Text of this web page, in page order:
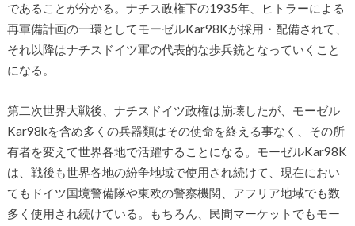
であることが分かる。ナチス政権下の1935年、ヒトラーによる
再軍備計画の一環としてモーゼルKar98Kが採用・配備されて、
それ以降はナチスドイツ軍の代表的な歩兵銃となっていくこと
になる。
第二次世界大戦後、ナチスドイツ政権は崩壊したが、モーゼル
Kar98kを含め多くの兵器類はその使命を終える事なく、その所
有者を変えて世界各地で活躍することになる。モーゼルKar98K
は、戦後も世界各地の紛争地域で使用され続けて、現在におい
てもドイツ国境警備隊や東欧の警察機関、アフリア地域でも数
多く使用され続けている。もちろん、民間マーケットでもモー